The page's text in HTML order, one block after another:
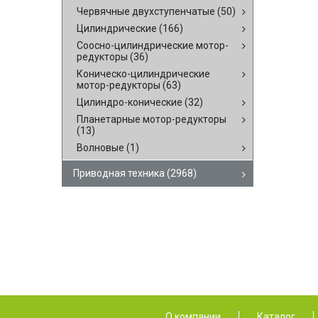
Червячные двухступенчатые (50)
Цилиндрические (166)
Соосно-цилиндрические мотор-
редукторы (36)
Коническо-цилиндрические
мотор-редукторы (63)
Цилиндро-конические (32)
Планетарные мотор-редукторы
(13)
Волновые (1)
Приводная техника (2968)